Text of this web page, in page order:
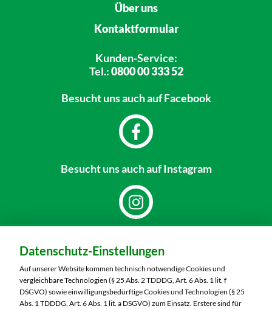
Über uns
Kontaktformular
Kunden-Service:
Tel.:0800 00 333 52
Besucht unsauch auf Facebook
Besucht unsauch auf Instagram
MARKTKAUF Görlitz
Nieskyer Straße 100
02828 Görlitz
Telefon:03581 3670
Datenschutz-Einstellungen
Auf unserer Website kommen technisch notwendige Cookies und
vergleichbare Technologien (§ 25 Abs. 2 TDDDG, Art. 6 Abs. 1 lit. f
DSGVO) sowie einwilligungsbedürftige Cookies und Technologien (§ 25
Abs. 1 TDDDG, Art. 6 Abs. 1 lit. a DSGVO) zum Einsatz. Erstere sind für